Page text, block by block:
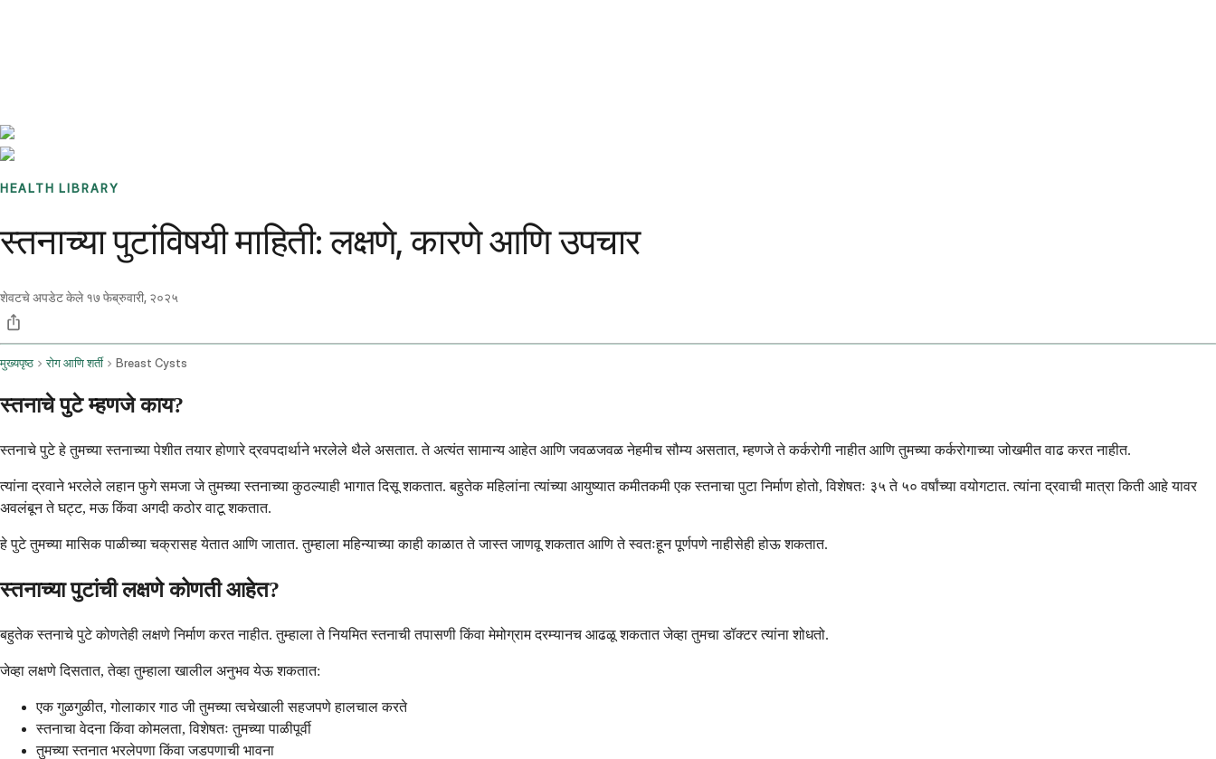
HEALTH LIBRARY
स्तनाच्या पुटांविषयी माहिती: लक्षणे, कारणे आणि उपचार
शेवटचे अपडेट केले १७ फेब्रुवारी, २०२५
मुख्यपृष्ठ रोग आणि शर्ती Breast Cysts
स्तनाचे पुटे म्हणजे काय?
स्तनाचे पुटे हे तुमच्या स्तनाच्या पेशीत तयार होणारे द्रवपदार्थाने भरलेले थैले असतात. ते अत्यंत सामान्य आहेत आणि जवळजवळ नेहमीच सौम्य असतात, म्हणजे ते कर्करोगी नाहीत आणि तुमच्या कर्करोगाच्या जोखमीत वाढ करत नाहीत.
त्यांना द्रवाने भरलेले लहान फुगे समजा जे तुमच्या स्तनाच्या कुठल्याही भागात दिसू शकतात. बहुतेक महिलांना त्यांच्या आयुष्यात कमीतकमी एक स्तनाचा पुटा निर्माण होतो, विशेषतः ३५ ते ५० वर्षांच्या वयोगटात. त्यांना द्रवाची मात्रा किती आहे यावर
अवलंबून ते घट्ट, मऊ किंवा अगदी कठोर वाटू शकतात.
हे पुटे तुमच्या मासिक पाळीच्या चक्रासह येतात आणि जातात. तुम्हाला महिन्याच्या काही काळात ते जास्त जाणवू शकतात आणि ते स्वतःहून पूर्णपणे नाहीसेही होऊ शकतात.
स्तनाच्या पुटांची लक्षणे कोणती आहेत?
बहुतेक स्तनाचे पुटे कोणतेही लक्षणे निर्माण करत नाहीत. तुम्हाला ते नियमित स्तनाची तपासणी किंवा मेमोग्राम दरम्यानच आढळू शकतात जेव्हा तुमचा डॉक्टर त्यांना शोधतो.
जेव्हा लक्षणे दिसतात, तेव्हा तुम्हाला खालील अनुभव येऊ शकतात:
एक गुळगुळीत, गोलाकार गाठ जी तुमच्या त्वचेखाली सहजपणे हालचाल करते
स्तनाचा वेदना किंवा कोमलता, विशेषतः तुमच्या पाळीपूर्वी
तुमच्या स्तनात भरलेपणा किंवा जडपणाची भावना